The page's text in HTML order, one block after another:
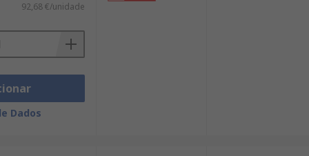
92,68 €/unidade
Dados